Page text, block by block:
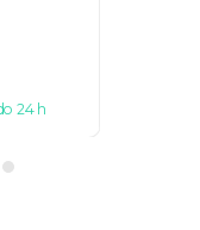
24 h